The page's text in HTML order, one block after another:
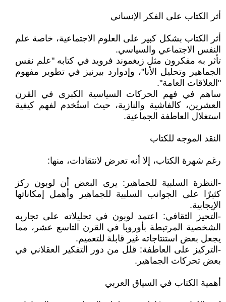
أثر الكتاب على الفكر الإنساني
أثر الكتاب بشكل كبير على العلوم الاجتماعية، خاصة علم
النفس الاجتماعي والسياسي.
تأثر به مفكرون مثل زيغموند فرويد في كتابه "علم نفس
الجماهير وتحليل الأنا"، وإدوارد بيرنيز في تطوير مفهوم
"العلاقات العامة".
ساهم في فهم الحركات السياسية الكبرى في القرن
العشرين، كالفاشية والنازية، حيث استُخدم لفهم كيفية
استغلال العاطفة الجماعية.
النقد الموجه للكتاب
رغم شهرة الكتاب، إلا أنه تعرض لانتقادات، منها:
-النظرة السلبية للجماهير: يرى البعض أن لوبون ركز
كثيرًا على الجوانب السلبية للجماهير وأهمل إمكاناتها
الإيجابية.
-التحيز الثقافي: اعتمد لوبون في تحليلاته على تجاربه
الشخصية المرتبطة بأوروبا في القرن التاسع عشر، مما
يجعل بعض استنتاجاته غير قابلة للتعميم.
-التركيز على العاطفة: قلل من دور التفكير العقلاني في
بعض تحركات الجماهير.
أهمية الكتاب في السياق العربي